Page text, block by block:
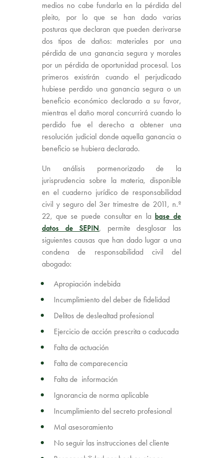
medios no cabe fundarla en la pérdida del
pleito, por lo que se han dado varias
posturas que declaran que pueden derivarse
dos tipos de daños: materiales por una
pérdida de una ganancia segura y morales
por un pérdida de oportunidad procesal. Los
primeros existirán cuando el perjudicado
hubiese perdido una ganancia segura o un
beneficio económico declarado a su favor,
mientras el daño moral concurrirá cuando lo
perdido fue el derecho a obtener una
resolución judicial donde aquella ganancia o
beneficio se hubiera declarado.
Un análisis pormenorizado de la
jurisprudencia sobre la materia, disponible
en el cuaderno jurídico de responsabilidad
civil y seguro del 3er trimestre de 2011, n.º
22, que se puede consultar en la base de
datos de SEPIN, permite desglosar las
siguientes causas que han dado lugar a una
condena de responsabilidad civil del
abogado:
Apropiación indebida
Incumplimiento del deber de fidelidad
Delitos de deslealtad profesional
Ejercicio de acción prescrita o caducada
Falta de actuación
Falta de comparecencia
Falta de información
Ignorancia de norma aplicable
Incumplimiento del secreto profesional
Mal asesoramiento
No seguir las instrucciones del cliente